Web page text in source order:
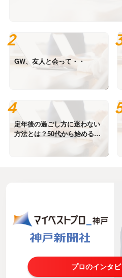
GW、友人と会って・・
定年後の過ごし方に迷わない
方法とは？50代から始める安
プロのインタ